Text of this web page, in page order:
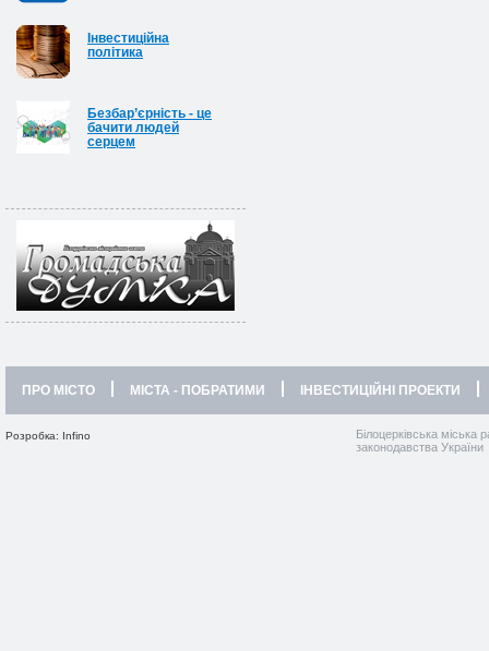
Інвестиційна
політика
Безбар’єрність - це
бачити людей
серцем
ПРО МІСТО МІСТА - ПОБРАТИМИ ІНВЕСТИЦІЙНІ ПРОЕКТИ
Розробка: Infino
Білоцерківська міська
законодавства України